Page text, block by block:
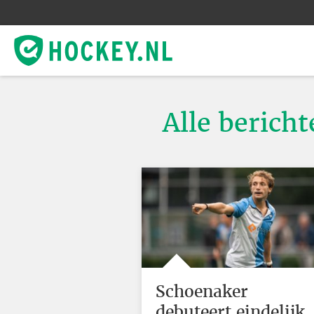
Alle
Schoenaker